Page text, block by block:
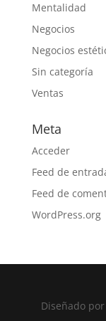
Mentalidad
Negocios
Negocios
Sin categoría
Ventas
Meta
Acceder
Feed de
Feed de
WordPress.org
Diseñado por